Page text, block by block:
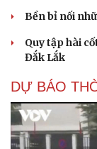
Bền bỉ nối
Quy tập hài
Đắk Lắk
DỰ BÁO